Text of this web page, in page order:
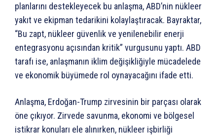
planlarını destekleyecek bu anlaşma, ABD’nin nükleer
yakıt ve ekipman tedarikini kolaylaştıracak. Bayraktar,
“Bu zapt, nükleer güvenlik ve yenilenebilir enerji
entegrasyonu açısından kritik” vurgusunu yaptı. ABD
tarafı ise, anlaşmanın iklim değişikliğiyle mücadelede
ve ekonomik büyümede rol oynayacağını ifade etti.
Anlaşma, Erdoğan-Trump zirvesinin bir parçası olarak
öne çıkıyor. Zirvede savunma, ekonomi ve bölgesel
istikrar konuları ele alınırken, nükleer işbirliği